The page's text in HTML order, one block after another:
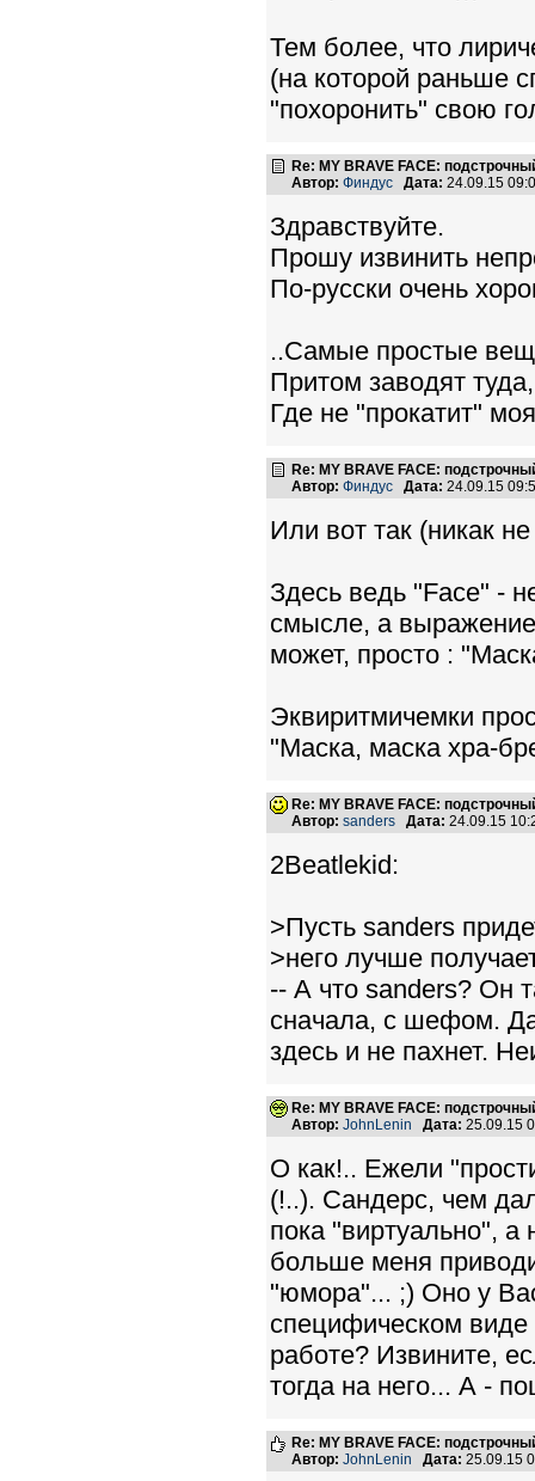
Тем более, что
(на которой раньше
"похоронить" свою
Re: MY BRAVE FACE:
Автор: Финдус Дата: 24.09.15
Здравствуйте.
Прошу извинить
По-русски очень
..Самые простые
Притом заводят туда,
Где не "прокатит"
Re: MY BRAVE FACE:
Автор: Финдус Дата: 24.09.15
Или вот так (никак
Здесь ведь "Face" -
смысле, а выражение
может, просто :
Эквиритмичемки
"Маска, маска хра-
Re: MY BRAVE FACE:
Автор: sanders Дата: 24.09.15
2Beatlekid:
>Пусть sanders
>него лучше
-- А что sanders? Он
сначала, с шефом.
здесь и не пахнет.
Re: MY BRAVE FACE:
Автор: JohnLenin Дата: 25.09.15
О как!.. Ежели
(!..). Сандерс, чем
пока "виртуально",
больше меня
"юмора"... ;) Оно у
специфическом
работе? Извините,
тогда на него... А -
Re: MY BRAVE FACE:
Автор: JohnLenin Дата: 25.09.15